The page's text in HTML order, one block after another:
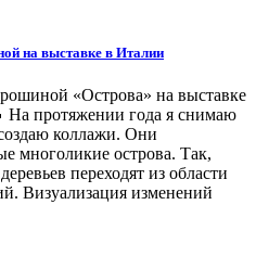
на выставке в Италии
«Острова» на выставке
На протяжении года я снимаю
коллажи. Они
многоликие острова. Так,
переходят из области
Визуализация изменений